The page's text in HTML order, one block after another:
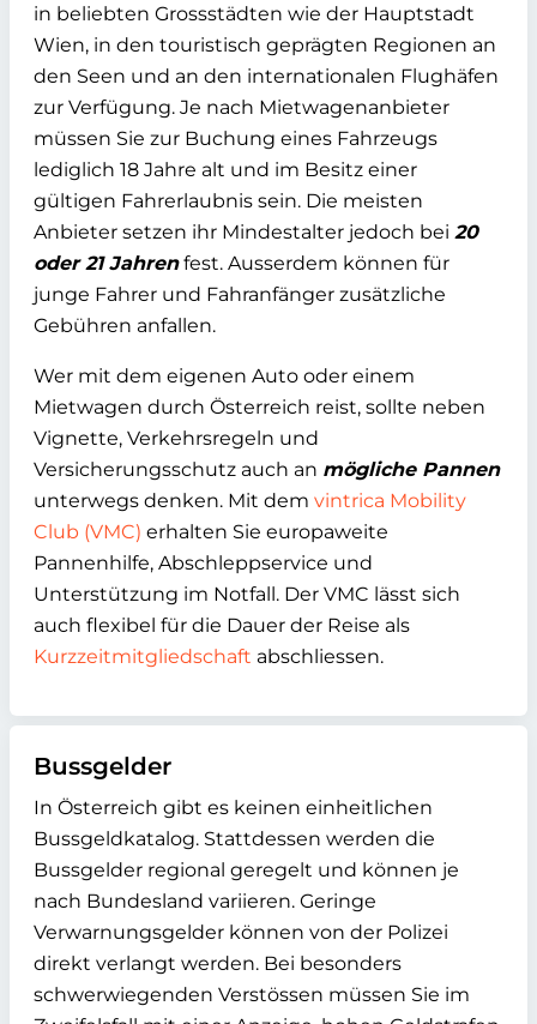
in beliebten Grossstädten wie der Hauptstadt
Wien, in den touristisch geprägten Regionen an
den Seen und an den internationalen Flughäfen
zur Verfügung. Je nach Mietwagenanbieter
müssen Sie zur Buchung eines Fahrzeugs
lediglich 18 Jahre alt und im Besitz einer
gültigen Fahrerlaubnis sein. Die meisten
Anbieter setzen ihr Mindestalter jedoch bei 20
oder 21 Jahrenfest. Ausserdem können für
junge Fahrer und Fahranfänger zusätzliche
Gebühren anfallen.
Wer mit dem eigenen Auto oder einem
Mietwagen durch Österreich reist, sollte neben
Vignette, Verkehrsregeln und
Versicherungsschutz auch an mögliche Pannen
unterwegs denken. Mit dem vintrica Mobility
Club (VMC) erhalten Sie europaweite
Pannenhilfe, Abschleppservice und
Unterstützung im Notfall. Der VMC lässt sich
auch flexibel für die Dauer der Reise als
Kurzzeitmitgliedschaft abschliessen.
Bussgelder
In Österreich gibt es keinen einheitlichen
Bussgeldkatalog. Stattdessen werden die
Bussgelder regional geregelt und können je
nach Bundesland variieren. Geringe
Verwarnungsgelder können von der Polizei
direkt verlangt werden. Bei besonders
schwerwiegenden Verstössen müssen Sie im